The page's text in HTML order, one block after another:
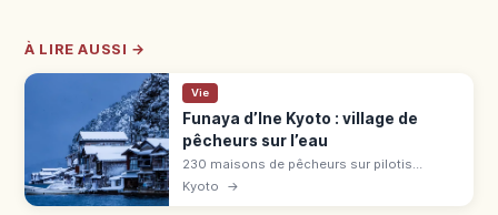
À LIRE AUSSI →
Vie
Funaya d’Ine Kyoto : village de
pêcheurs sur l’eau
230 maisons de pêcheurs sur pilotis
bordent la baie d'Ine, premier village de
pêche classé du Japon. Croisière, saké
Kyoto →